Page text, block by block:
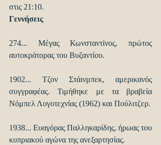
στις 21:10.
Γεννήσεις
274... Μέγας Κωνσταντίνος, πρώτος
αυτοκράτορας του Βυζαντίου.
1902... Τζον Στάινμπεκ, αμερικανός
συγγραφέας. Τιμήθηκε με τα βραβεία
Νόμπελ Λογοτεχνίας (1962) και Πούλιτζερ.
1938... Ευαγόρας Παλληκαρίδης, ήρωας του
κυπριακού αγώνα της ανεξαρτησίας.